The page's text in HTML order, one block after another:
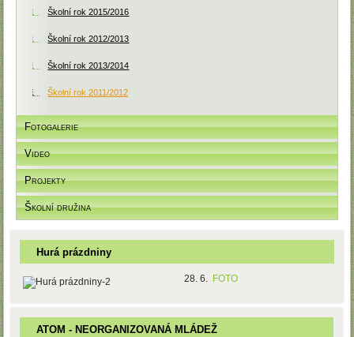
Školní rok 2015/2016
Školní rok 2012/2013
Školní rok 2013/2014
Školní rok 2011/2012
Fotogalerie
Video
Projekty
Školní družina
Hurá prázdniny
28. 6. FOTO
ATOM - NEORGANIZOVANÁ MLÁDEŽ